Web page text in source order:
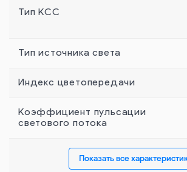
Тип КСС
Тип источника света
Индекс цветопередачи
Коэффициент пульсации
светового потока
Показать все